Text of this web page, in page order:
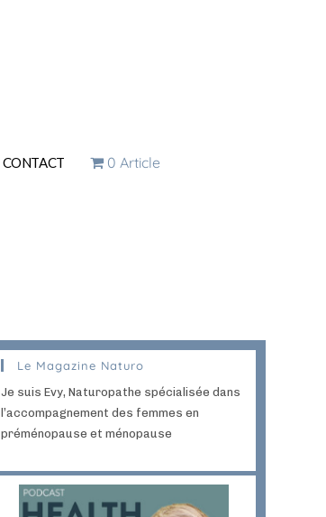
CONTACT 0 Article
Le Magazine Naturo
Je suis Evy, Naturopathe spécialisée dans
l’accompagnement des femmes en
préménopause et ménopause